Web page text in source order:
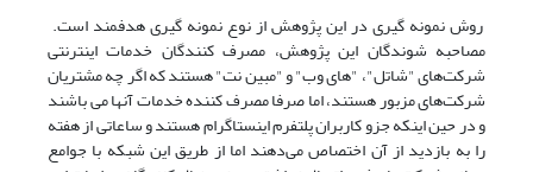
روش نمونه گیری در این پژوهش از نوع نمونه گیری هدفمند است.
مصاحبه شوندگان این پژوهش، مصرف کنندگان خدمات اینترنتی
شرکت‌های "شاتل"، "های وب" و "مبین نت" هستند که اگر چه مشتریان
شرکت‌های مزبور هستند، اما صرفا مصرف کننده خدمات آنها می باشند
و در حین اینکه جزو کاربران پلتفرم اینستاگرام هستند و ساعاتی از هفته
را به بازدید از آن اختصاص می‌دهند اما از طریق این شبکه با جوامع